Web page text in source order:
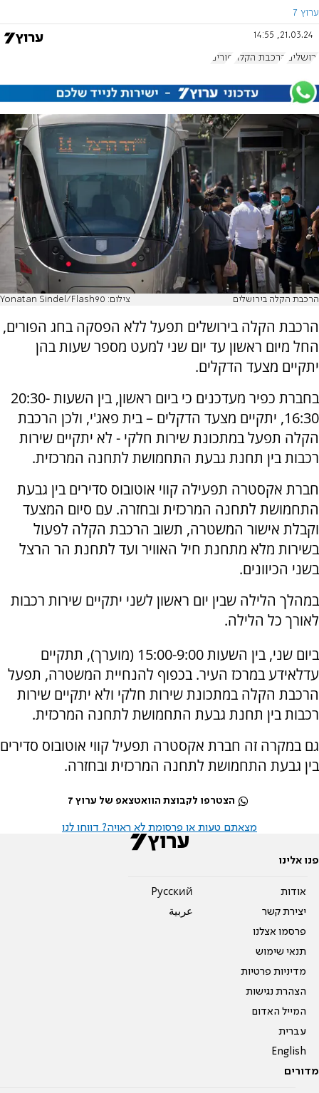
ערוץ 7
21.03.24, 14:55
ירושלים הרכבת הקלה פורים
הרכבת הקלה בירושלים צילום: Yonatan Sindel/Flash90
הרכבת הקלה בירושלים תפעל ללא הפסקה בחג הפורים,
החל מיום ראשון עד יום שני למעט מספר שעות בהן
יתקיים מצעד הדקלים.
בחברת כפיר מעדכנים כי
ביום ראשון, בין השעות 20:30-
16:30, יתקיים
מצעד הדקלים – בית פאג'י, ולכן הרכבת
הקלה תפעל במתכונת שירות חלקי - לא יתקיים שירות
רכבות בין תחנת גבעת התחמושת לתחנה המרכזית.
חברת אקסטרה תפעילה קווי אוטובוס סדירים בין גבעת
התחמושת לתחנה המרכזית ובחזרה. עם סיום המצעד
וקבלת אישור המשטרה, תשוב הרכבת הקלה לפעול
בשירות מלא מתחנת חיל האוויר ועד לתחנת הר הרצל
בשני הכיוונים.
במהלך הלילה שבין יום ראשון לשני יתקיים שירות רכבות
לאורך כל הלילה.
ביום שני, בין השעות 15:00-9:00 (מוערך), תתקיים
עדלאידע במרכז העיר. בכפוף להנחיית המשטרה, תפעל
הרכבת הקלה במתכונת שירות חלקי ולא יתקיים שירות
רכבות בין תחנת גבעת התחמושת לתחנה המרכזית.
גם במקרה זה חברת אקסטרה תפעיל קווי אוטובוס סדירים
בין גבעת התחמושת לתחנה המרכזית ובחזרה.
הצטרפו לקבוצת הוואטצאפ של ערוץ 7
מצאתם טעות או פרסומת לא ראויה? דווחו לנו
פנו אלינו
אודות
יצירת קשר
פרסמו אצלנו
תנאי שימוש
מדיניות פרטיות
הצהרת נגישות
המייל האדום
עברית
English
Pусский
عربية
מדורים